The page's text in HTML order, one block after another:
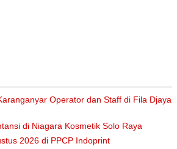
Operator dan Staff di Fila Djaya
di Niagara Kosmetik Solo Raya
2026 di PPCP Indoprint